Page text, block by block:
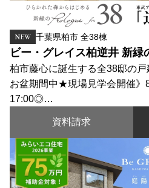
NEW 千葉県柏市 全38棟
ビー・グレイス柏逆井 新緑
柏市藤心に誕生する全38邸の
お盆期間中★現場見学会開催》
17:00◎…
資料請求